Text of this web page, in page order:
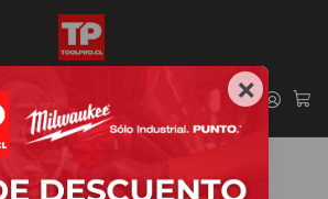
en la RM por compras sobre $29.990
×